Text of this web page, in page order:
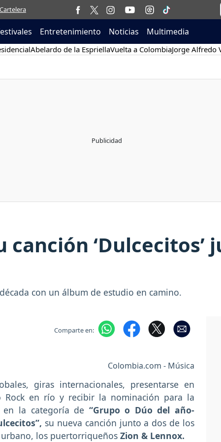
Cartelera
Entretenimiento Noticias Multimedia
Abelardo de la EspriellaVuelta a ColombiaJorge Alfredo
canción ‘Dulcecitos’
con un álbum de estudio en camino.
Comparte en:
Colombia.com - Música
giras internacionales, presentarse en
Rock en río y recibir la nominación para la
en la categoría de “Grupo o Dúo del año-
su nueva canción junto a dos de los
los puertorriqueños Zion & Lennox.